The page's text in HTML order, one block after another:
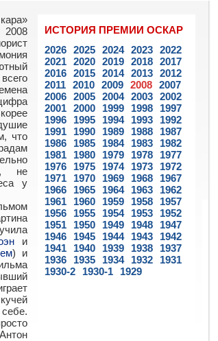
что
не
у
и
) и
ИСТОРИЯ ПРЕМИИ ОСКАР
2026
2025 2024 2023
2022
2021
2020 2019 2018
2017
2016
2015 2014 2013
2012
2011
2010 2009 2008
2007
2006
2005 2004 2003
2002
2001
2000 1999 1998
1997
1996
1995 1994 1993
1992
1991
1990 1989 1988
1987
1986
1985 1984 1983
1982
1981
1980 1979 1978
1977
1976
1975 1974 1973
1972
1971
1970 1969 1968
1967
1966
1965 1964 1963
1962
1961
1960 1959 1958
1957
1956
1955 1954 1953
1952
1951
1950 1949 1948
1947
1946
1945 1944 1943
1942
1941
1940 1939 1938
1937
1936
1935 1934 1932
1931
1930-2
1930-1 1929